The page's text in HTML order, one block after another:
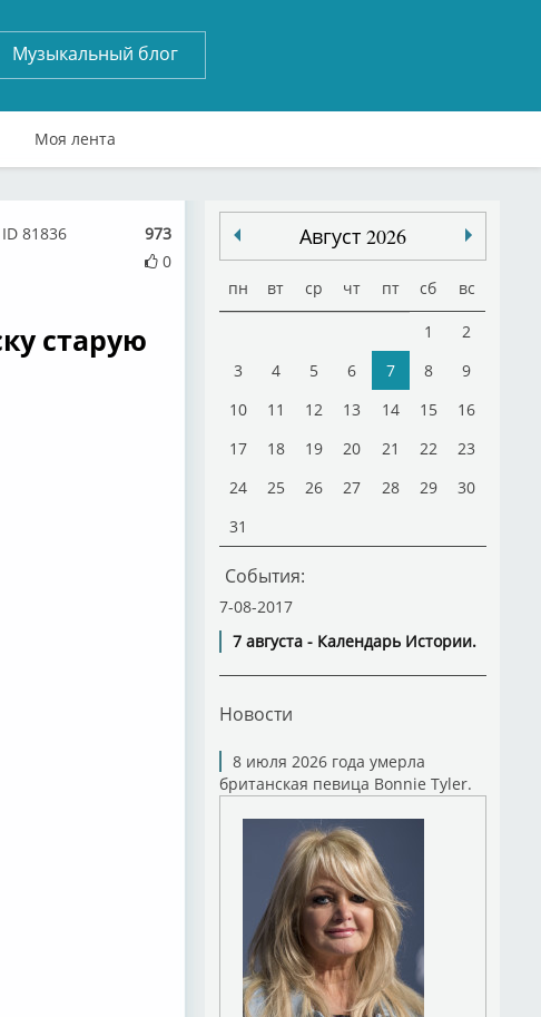
Музыкальный блог
Моя лента
973
0
ID 81836
старую
Август 2026
пн вт ср чт пт сб вс
1
2
3
4 5 6 7 8
9
10
11 12 13 14 15
16
17
18 19 20 21 22
23
24
25 26 27 28 29
30
31
События:
7-08-2017
7 августа - Календарь Истории.
Новости
8 июля 2026 года умерла
британская певица Bonnie Tyler.